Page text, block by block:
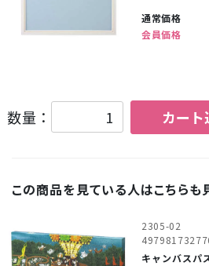
通常価格
会員価格
数量： カート
この商品を見ている人はこちらも
2305-02
キャンバス